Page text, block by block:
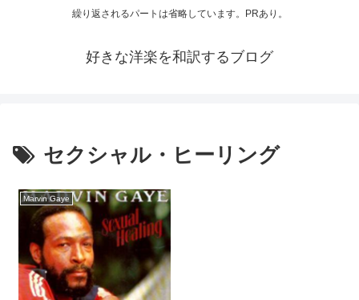
繰り返されるパートは省略しています。PRあり。
好きな洋楽を和訳するブログ
セクシャル・ヒーリング
Marvin Gaye